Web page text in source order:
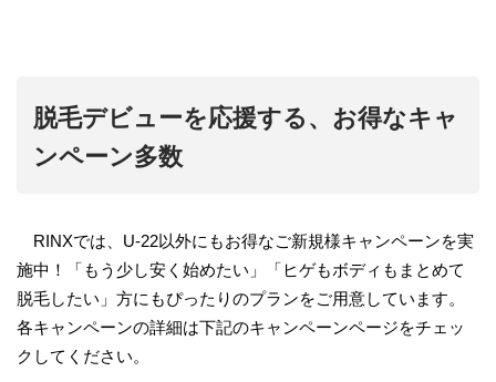
脱毛デビューを応援する、お得なキャ
ンペーン多数
RINXでは、U-22以外にもお得なご新規様キャンペーンを実
施中！「もう少し安く始めたい」「ヒゲもボディもまとめて
脱毛したい」方にもぴったりのプランをご用意しています。
各キャンペーンの詳細は下記のキャンペーンページをチェッ
クしてください。